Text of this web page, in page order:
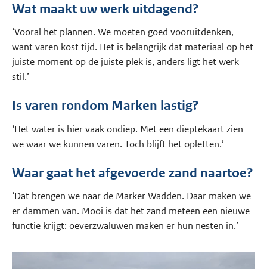
Wat maakt uw werk uitdagend?
‘Vooral het plannen. We moeten goed vooruitdenken,
want varen kost tijd. Het is belangrijk dat materiaal op het
juiste moment op de juiste plek is, anders ligt het werk
stil.’
Is varen rondom Marken lastig?
‘Het water is hier vaak ondiep. Met een dieptekaart zien
we waar we kunnen varen. Toch blijft het opletten.’
Waar gaat het afgevoerde zand naartoe?
‘Dat brengen we naar de Marker Wadden. Daar maken we
er dammen van. Mooi is dat het zand meteen een nieuwe
functie krijgt: oeverzwaluwen maken er hun nesten in.’